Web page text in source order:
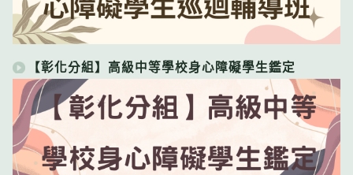
【彰化分組】高級中等學校身心障礙學生鑑定